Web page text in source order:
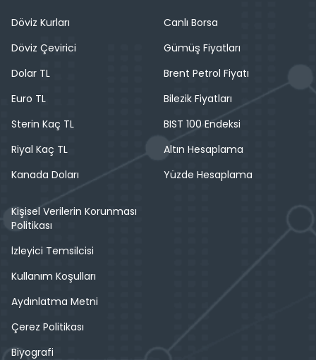
Döviz Kurları
Döviz Çevirici
Dolar TL
Euro TL
Sterin Kaç TL
Riyal Kaç TL
Kanada Doları
Canlı Borsa
Gümüş Fiyatları
Brent Petrol Fiyatı
Bilezik Fiyatları
BIST 100 Endeksi
Altın Hesaplama
Yüzde Hesaplama
Kişisel Verilerin Korunması
Politikası
İzleyici Temsilcisi
Kullanım Koşulları
Aydınlatma Metni
Çerez Politikası
Biyografi